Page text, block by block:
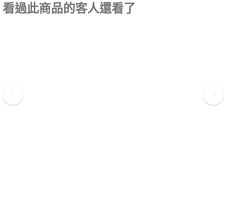
看過此商品的客人還看了